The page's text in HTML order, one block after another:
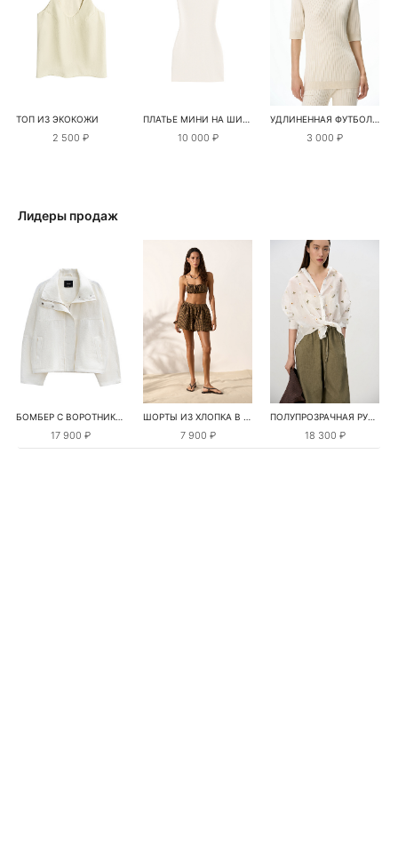
ТОП ИЗ ЭКОКОЖИ
2 500 ₽
ПЛАТЬЕ МИНИ НА ШИРОКИХ БРЕТЕЛЯХ
10 000 ₽
УДЛИНЕННАЯ ФУТБОЛКА
3 000 ₽
Лидеры продаж
БОМБЕР С ВОРОТНИКОМ-СТОЙКОЙ
17 900 ₽
ШОРТЫ ИЗ ХЛОПКА В КЛЕТКУ
7 900 ₽
ПОЛУПРОЗРАЧНАЯ РУБАШКА С РОМАШКАМИ
18 300 ₽